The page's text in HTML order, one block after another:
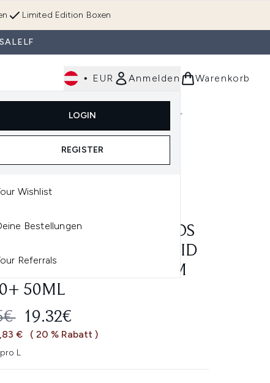
Limited Edition Boxen
• EUR Anmelden
LOGIN
REGISTER
Wishlist
Bestellungen
Referrals
Warenkorb
Untermenü Anmelden (Accessoires & Tools)
Im Trend & Neu Männer
POSAY
POSAY ANTHELIOS
400 INVISIBLE FLUID
PERFUMED SUNCREAM
50ML
PREISEMPFEHLUNG:
AKTUELLER PREIS:
19.32€
€ ( 20 % Rabatt )
L